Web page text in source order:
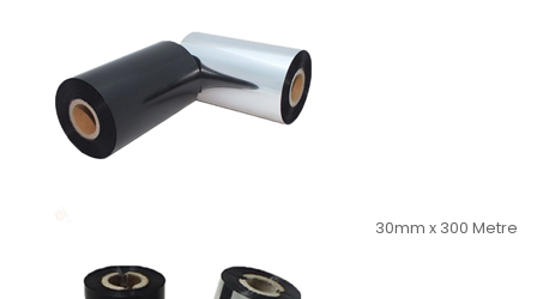
30mm x 300 Metre